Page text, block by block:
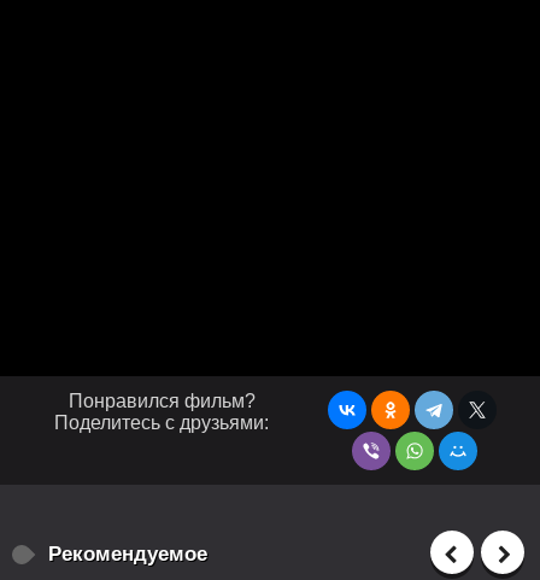
Понравился фильм?
Поделитесь с друзьями:
Рекомендуемое